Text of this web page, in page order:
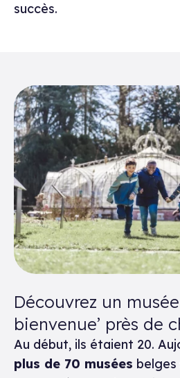
succès.
Découvrez un
bienvenue’ près de
Au début, ils étaient 20.
plus de 70 musées